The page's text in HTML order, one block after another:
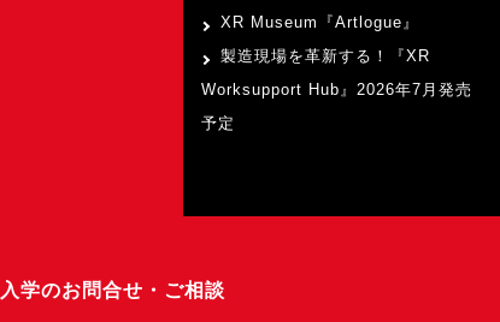
XR Museum『Artlogue』
製造現場を革新する！『XR
Worksupport Hub』2026年7月発売
予定
入学のお問合せ・ご相談